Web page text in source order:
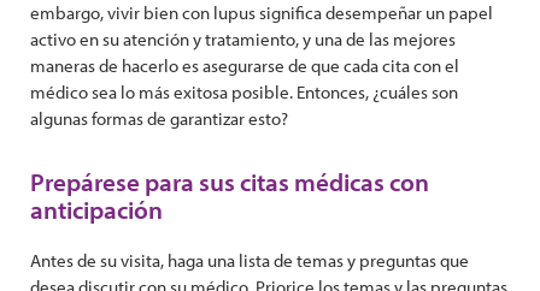
embargo, vivir bien con lupus significa desempeñar un papel
activo en su atención y tratamiento, y una de las mejores
maneras de hacerlo es asegurarse de que cada cita con el
médico sea lo más exitosa posible. Entonces, ¿cuáles son
algunas formas de garantizar esto?
Prepárese para sus citas médicas con
anticipación
Antes de su visita, haga una lista de temas y preguntas que